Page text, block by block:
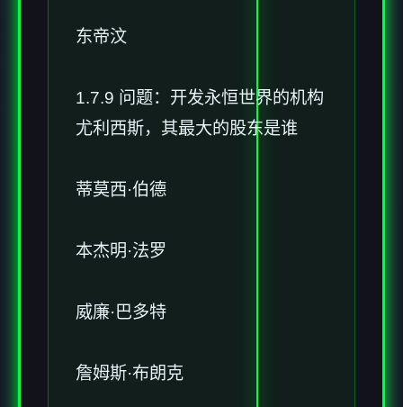
东帝汶
1.7.9 问题：开发永恒世界的机构
尤利西斯，其最大的股东是谁
蒂莫西·伯德
本杰明·法罗
威廉·巴多特
詹姆斯·布朗克